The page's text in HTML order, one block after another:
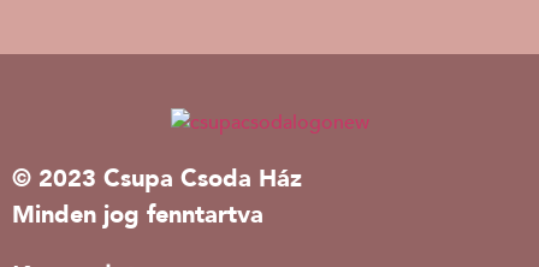
© 2023 Csupa Csoda Ház
Minden jog fenntartva